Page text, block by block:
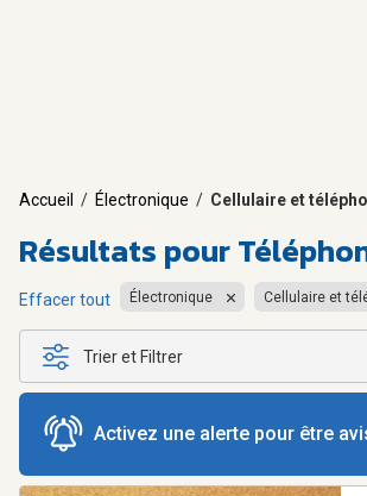
Accueil / Électronique / Cellulaire et
Résultats pour
Effacer tout Électronique Cellulaire et
Trier et Filtrer
Activez une alerte pour être